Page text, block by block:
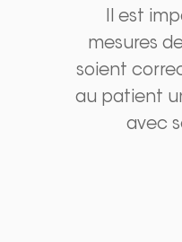
Il est
mesures
soient
au patient
avec